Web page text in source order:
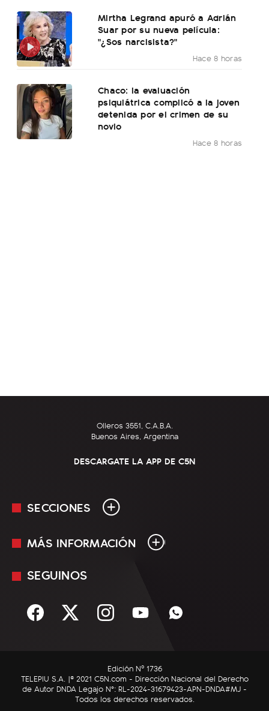
Mirtha Legrand apuró a Adrián
Suar por su nueva película:
"¿Sos narcisista?"
Hace 8 horas
Chaco: la evaluación
psiquiátrica complicó a la joven
detenida por el crimen de su
novio
Hace 8 horas
Olleros 3551, C.A.B.A.
Buenos Aires, Argentina
DESCARGATE LA APP DE C5N
SECCIONES
En Vivo
Sociedad
C5N Autos
RatingCero
MÁS INFORMACIÓN
Mediakit
Términos y condiciones
SEGUINOS
Edición Nº 1736
TELEPIU S.A. |© 2021 C5N.com - Dirección Nacional del Derecho
de Autor DNDA Legajo N°: RL-2024-31679423-APN-DNDA#MJ -
Todos los derechos reservados.